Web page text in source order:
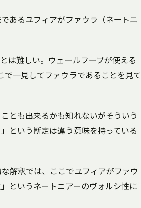
あるユフィアがファウラ（ネートニ
は難しい。ウェールフープが使える
で一見してファウラであることを見て
とも出来るかも知れないがそういう
という断定は違う意味を持っている
解釈では、ここでユフィアがファウ
というネートニアーのヴォルシ性に